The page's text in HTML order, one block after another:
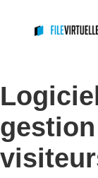
Logiciel